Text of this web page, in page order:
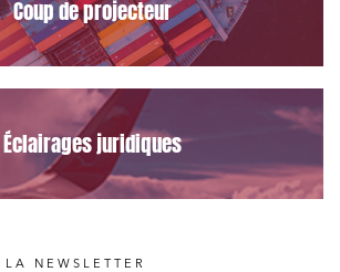
Coup de projecteur
Éclairages juridiques
NEWSLETTER
et aménagement
et Fusions-Acquisitions